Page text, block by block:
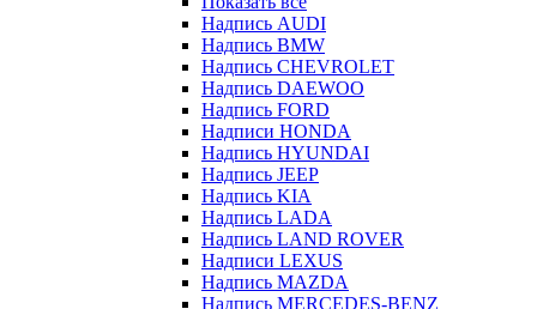
Надпись AUDI
Надпись BMW
Надпись CHEVROLET
Надпись DAEWOO
Надпись FORD
Надписи HONDA
Надпись HYUNDAI
Надпись JEEP
Надпись KIA
Надпись LADA
Надпись LAND ROVER
Надписи LEXUS
Надпись MAZDA
Надпись MERCEDES-BENZ